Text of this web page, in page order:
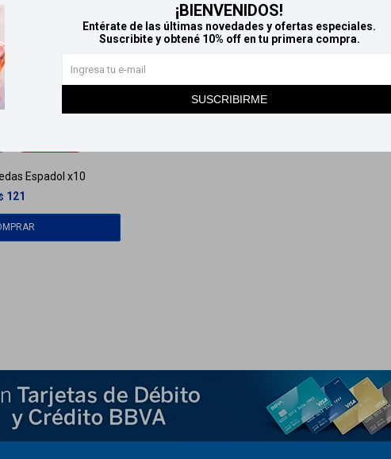
¡BIENVENIDOS!
Entérate de las últimas novedades y ofertas especiales.
Suscribite y obtené 10% off en tu primera compra.
SUSCRIBIRME
Espadol x10
121